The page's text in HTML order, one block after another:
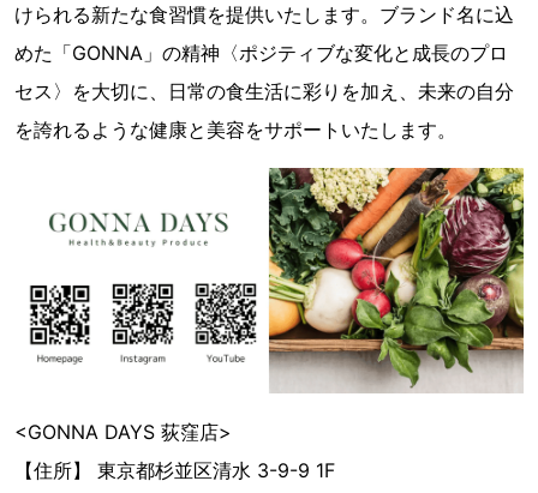
けられる新たな食習慣を提供いたします。ブランド名に込
めた「GONNA」の精神〈ポジティブな変化と成長のプロ
セス〉を大切に、日常の食生活に彩りを加え、未来の自分
を誇れるような健康と美容をサポートいたします。
<GONNA DAYS 荻窪店>
【住所】 東京都杉並区清水 3-9-9 1F